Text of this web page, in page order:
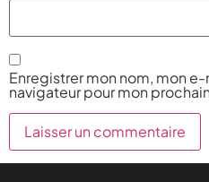
Enregistrer mon nom, mon
navigateur pour mon